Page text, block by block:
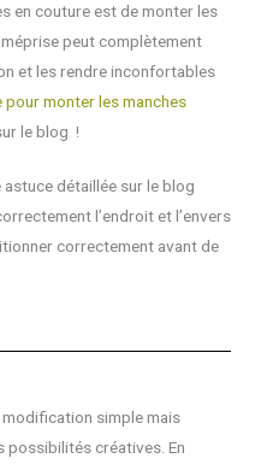
en couture est de monter les
peut complètement
et les rendre inconfortables
pour monter les manches
le blog !
détaillée sur le blog
l’endroit et l’envers
correctement avant de
modification simple mais
possibilités créatives. En